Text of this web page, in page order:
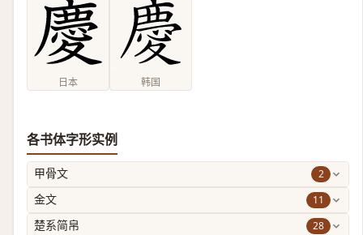
日本 韩国
各书体字形实例
甲骨文 2
金文 11
楚系简帛 28